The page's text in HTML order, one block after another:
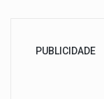
PUBLICIDADE